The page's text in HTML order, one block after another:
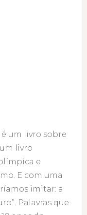
um livro sobre
livro
e
E com uma
imitar: a
Palavras que